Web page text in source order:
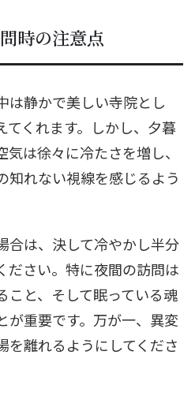
時の注意点
は静かで美しい寺院とし
てくれます。しかし、夕暮
は徐々に冷たさを増し、
知れない視線を感じるよう
合は、決して冷やかし半分
ださい。特に夜間の訪問は
こと、そして眠っている魂
が重要です。万が一、異変
を離れるようにしてくださ